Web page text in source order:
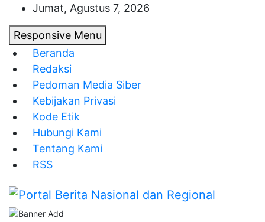
to
content
Jumat, Agustus 7, 2026
Responsive Menu
Beranda
Redaksi
Pedoman Media Siber
Kebijakan Privasi
Kode Etik
Hubungi Kami
Tentang Kami
RSS
Portal Berita Nasional dan Regional